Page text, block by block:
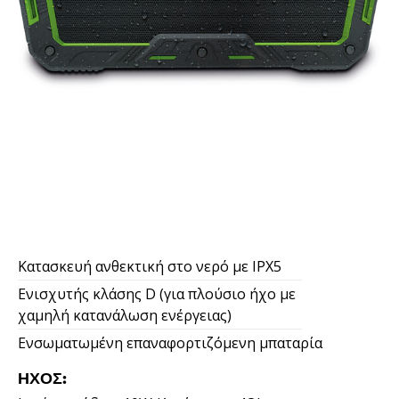
Κατασκευή ανθεκτική στο νερό με IPX5
Ενισχυτής κλάσης D (για πλούσιο ήχο με
χαμηλή κατανάλωση ενέργειας)
Ενσωματωμένη επαναφορτιζόμενη μπαταρία
ΉΧΟΣ: